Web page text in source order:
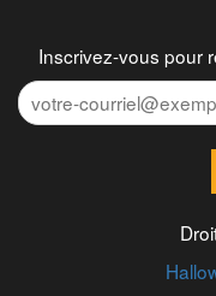
Inscrivez-vous pour